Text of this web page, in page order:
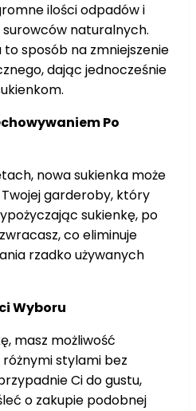
ilości odpadów i
naturalnych.
sposób na zmniejszenie
dając jednocześnie
Po
nowa sukienka może
garderoby, który
sukienkę, po
co eliminuje
rzadko używanych
Wyboru
masz możliwość
stylami bez
Ci do gustu,
o zakupie podobnej